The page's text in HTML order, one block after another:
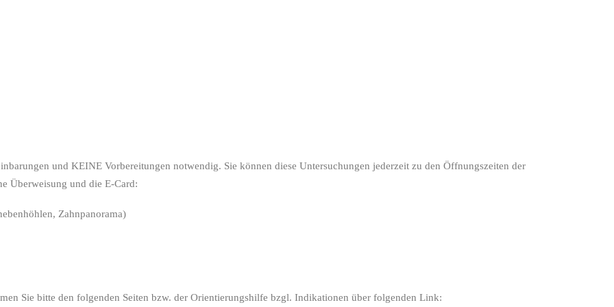
und KEINE Vorbereitungen notwendig. Sie können diese Untersuchungen jederzeit zu den Öffnungszeiten der
Überweisung und die E-Card:
Zahnpanorama)
Sie bitte den folgenden Seiten bzw. der Orientierungshilfe bzgl. Indikationen über folgenden Link: